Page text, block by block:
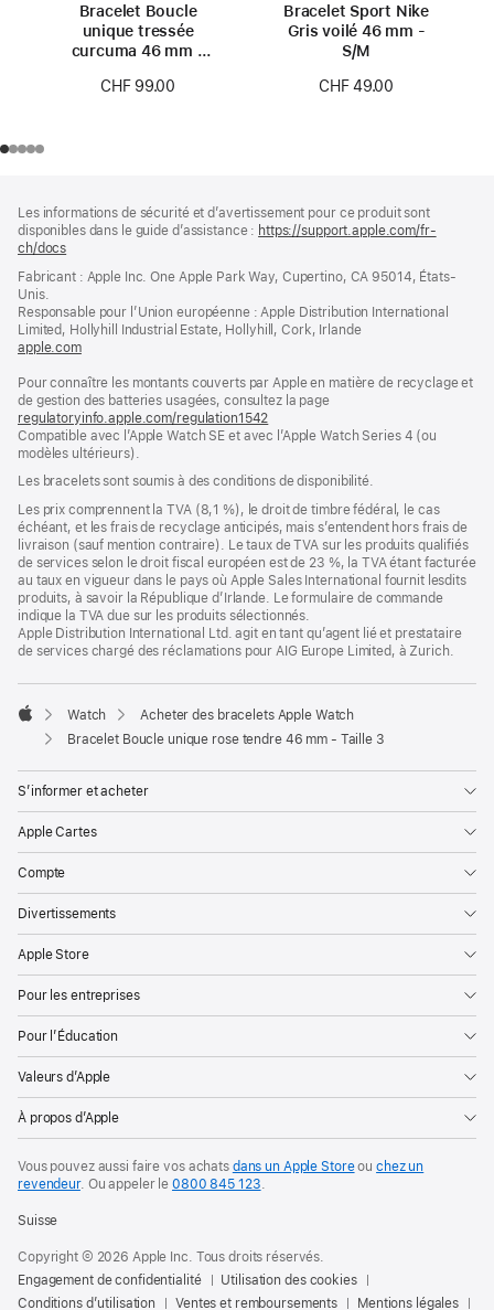
Bracelet Boucle
unique tressée
curcuma 46 mm -
CHF 99.00
Bracelet Sport Nike
Gris voilé 46 mm -
S/M
CHF 49.00
de
page
de
bas
page
Les informations de sécurité et d’avertissement pour ce produit sont
disponibles dans le guide d’assistance : https://support.apple.com/fr-
ch/docs
une
fenêtre)
Fabricant : Apple Inc. One Apple Park Way, Cupertino, CA 95014, États-
Unis.
Responsable pour l’Union européenne : Apple Distribution International
Limited, Hollyhill Industrial Estate, Hollyhill, Cork, Irlande
apple.com(s’ouvre
une
nouvelle
fenêtre)
Pour connaître les montants couverts par Apple en matière de recyclage et
de gestion des batteries usagées, consultez la page
regulatoryinfo.apple.com/regulation1542
dans
nouvelle
fenêtre)
Compatible avec l’Apple Watch SE et avec l’Apple Watch Series 4 (ou
modèles ultérieurs).
Les bracelets sont soumis à des conditions de disponibilité.
Les prix comprennent la TVA (8,1 %), le droit de timbre fédéral, le cas
échéant, et les frais de recyclage anticipés, mais s’entendent hors frais de
livraison (sauf mention contraire). Le taux de TVA sur les produits qualifiés
de services selon le droit fiscal européen est de 23 %, la TVA étant facturée
au taux en vigueur dans le pays où Apple Sales International fournit lesdits
produits, à savoir la République d’Irlande. Le formulaire de commande
indique la TVA due sur les produits sélectionnés.
Apple Distribution International Ltd. agit en tant qu’agent lié et prestataire
de services chargé des réclamations pour AIG Europe Limited, à Zurich.
Apple
Watch
Acheter des bracelets Apple Watch
Bracelet Boucle unique rose tendre 46 mm - Taille 3
S’informer et acheter
Apple Cartes
Compte
Divertissements
Apple Store
Pour les entreprises
Pour l’Éducation
Valeurs d’Apple
À propos d’Apple
Vous pouvez aussi faire vos achats dans un Apple Storeouchez un
revendeur. Ouappeler le0800 845 123
Suisse
Copyright © 2026 Apple Inc. Tous droits réservés.
Engagement de confidentialité
Utilisation des cookies
Conditions d’utilisation
Ventes et remboursements Mentions légales